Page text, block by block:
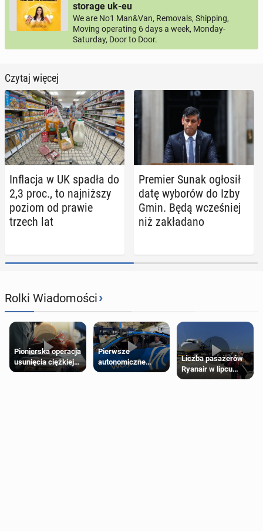
storage uk-eu
We are No1 Man&Van, Removals, Shipping,
Moving operating 6 days a week, Monday-
Saturday, Door to Door.
Czytaj więcej
In­fla­cja w UK spadła do
2,3 proc., to naj­niż­szy
poziom od prawie
trzech lat
Premier Sunak ogłosił
datę wyborów do Izby
Gmin. Będą wcze­śniej
niż za­kła­da­no
Rolki Wiadomości›
Pionierska operacja
usunięcia ciężkiej
wady wrodzonej
Pierwsze
autonomiczne
Ubery pojawią się
Liczba pasażerów
Ryanair w lipcu
pobiła rekord